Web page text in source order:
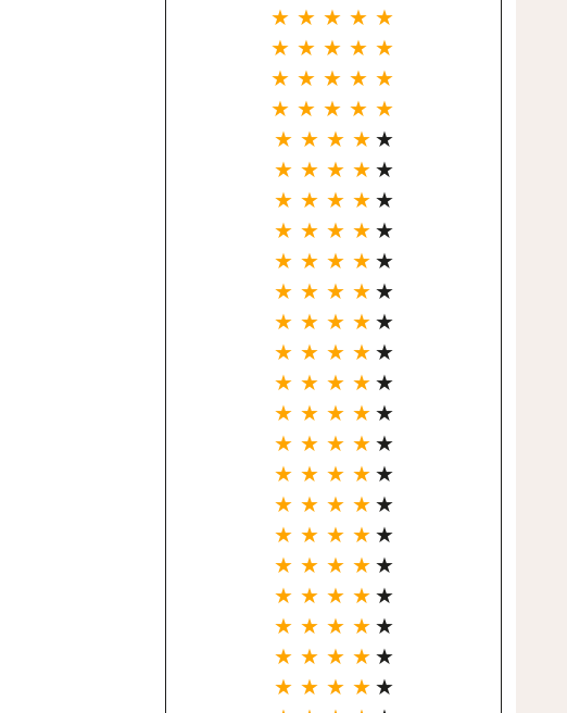
★ ★ ★ ★ ★
★ ★ ★ ★ ★
★ ★ ★ ★ ★
★ ★ ★ ★ ★
★ ★ ★ ★ ★
★ ★ ★ ★ ★
★ ★ ★ ★ ★
★ ★ ★ ★ ★
★ ★ ★ ★ ★
★ ★ ★ ★ ★
★ ★ ★ ★ ★
★ ★ ★ ★ ★
★ ★ ★ ★ ★
★ ★ ★ ★ ★
★ ★ ★ ★ ★
★ ★ ★ ★ ★
★ ★ ★ ★ ★
★ ★ ★ ★ ★
★ ★ ★ ★ ★
★ ★ ★ ★ ★
★ ★ ★ ★ ★
★ ★ ★ ★ ★
★ ★ ★ ★ ★